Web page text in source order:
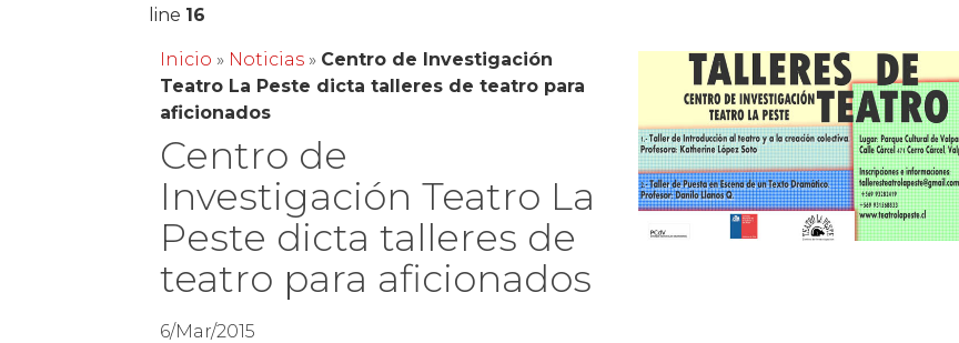
line 16
Inicio » Noticias » Centro de Investigación
Teatro La Peste dicta talleres de teatro para
aficionados
Centro de
Investigación Teatro La
Peste dicta talleres de
teatro para aficionados
6/Mar/2015